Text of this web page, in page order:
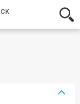
Hochschule
Osnabrück
-